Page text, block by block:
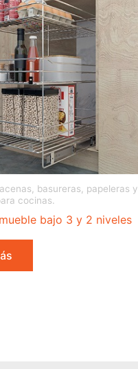
basureras, papeleras y
cocinas.
bajo 3 y 2 niveles